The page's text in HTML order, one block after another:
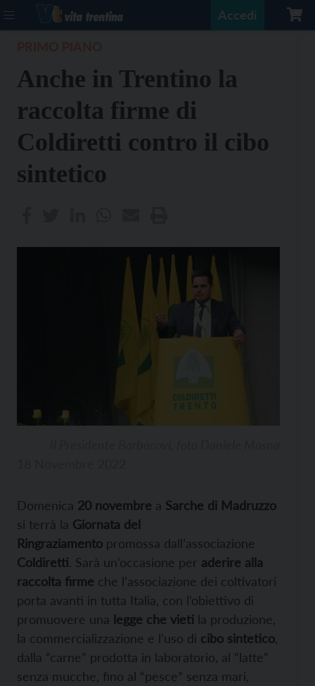
Accedi
Anche in Trentino la
raccolta firme di
Coldiretti contro il cibo
sintetico
Domenica 20 novembre a Sarche di Madruzzo
si terrà la Giornata del
Ringraziamento promossa dall’associazione
Coldiretti. Sarà un’occasione per aderire alla
raccolta firme che l’associazione dei coltivatori
porta avanti in tutta Italia, con l’obiettivo di
promuovere una legge che vieti la produzione,
la commercializzazione e l’uso di cibo sintetico
dalla “carne” prodotta in laboratorio, al “latte”
senza mucche, fino al “pesce” senza mari,